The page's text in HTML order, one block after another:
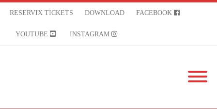
RESERVIX TICKETS DOWNLOAD FACEBOOK
YOUTUBE INSTAGRAM